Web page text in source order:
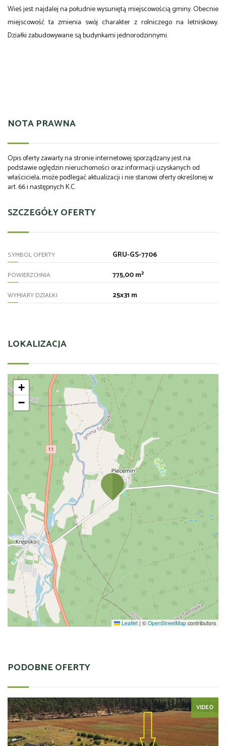
Wieś jest najdalej na południe wysuniętą miejscowością gminy. Obecnie
miejscowość ta zmienia swój charakter z rolniczego na letniskowy.
Działki zabudowywane są budynkami jednorodzinnymi.
NOTA PRAWNA
Opis oferty zawarty na stronie internetowej sporządzany jest na
podstawie oględzin nieruchomości oraz informacji uzyskanych od
właściciela, może podlegać aktualizacji i nie stanowi oferty określonej w
art. 66 i następnych K.C.
SZCZEGÓŁY OFERTY
SYMBOL OFERTY GRU-GS-7706
POWIERZCHNIA 775,00 m²
WYMIARY DZIAŁKI 25x31 m
LOKALIZACJA
+
−
Leaflet | © OpenStreetMap contributors
PODOBNE OFERTY
VIDEO